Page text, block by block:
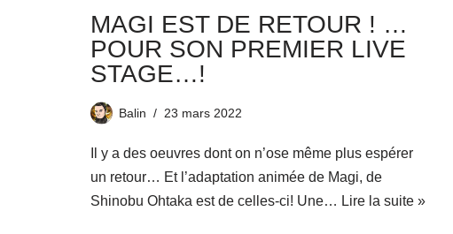
MAGI EST DE RETOUR ! …
POUR SON PREMIER LIVE
STAGE…!
Balin 23 mars 2022
Il y a des oeuvres dont on n’ose même plus espérer
un retour… Et l’adaptation animée de Magi, de
Shinobu Ohtaka est de celles-ci! Une… Lire la suite »